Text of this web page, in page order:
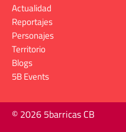
Actualidad
Reportajes
Personajes
Territorio
Blogs
5B Events
© 2026 5barricas CB